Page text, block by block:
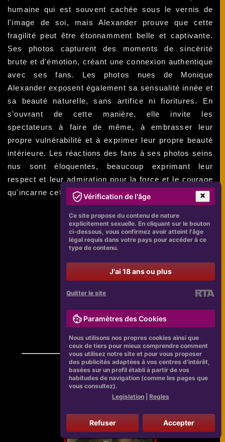
humaine qui est souvent cachée sous le vernis de
l'image de soi, mais Alexander prouve que cette
fragilité peut être étonnamment belle et captivante.
Ses photos capturent des moments de sincérité
brute et d'émotion, créant une connexion authentique
avec ses fans. Les photos nues de Monique
Alexander exposent également sa sensualité innée et
sa beauté naturelle, sans artifice ni fioritures. En
s'ouvrant de cette manière, elle invite les
spectateurs à faire de même, à embrasser leur
propre vulnérabilité et à exprimer leur propre beauté
intérieure. Les réactions des fans à ses photos seins
nus sont éloquentes, beaucoup exprimant leur
respect et leur admiration pour la force et le courage
qu'incarne cette actrice exceptionnelle.
Vérification de l'âge
Ce site propose du contenu de nature
explicitement sexuelle. En cliquant sur le bouton
ci-dessous, vous confirmez avoir atteint l'âge
légal requis dans votre pays pour accéder à ce
type de contenu.
J'ai 18 ans ou plus
Quitter le site
Paramètres des Cookies
Nous utilisons nos propres cookies ainsi que
ceux de tiers pour mieux comprendre comment
vous utilisez notre site et pour vous proposer
des publicités adaptées à vos centres d'intérêt,
basées sur un profil établi à partir de vos
habitudes de navigation (comme les pages que
vous consultez).
Legislation
Regles
Refuser Accepter